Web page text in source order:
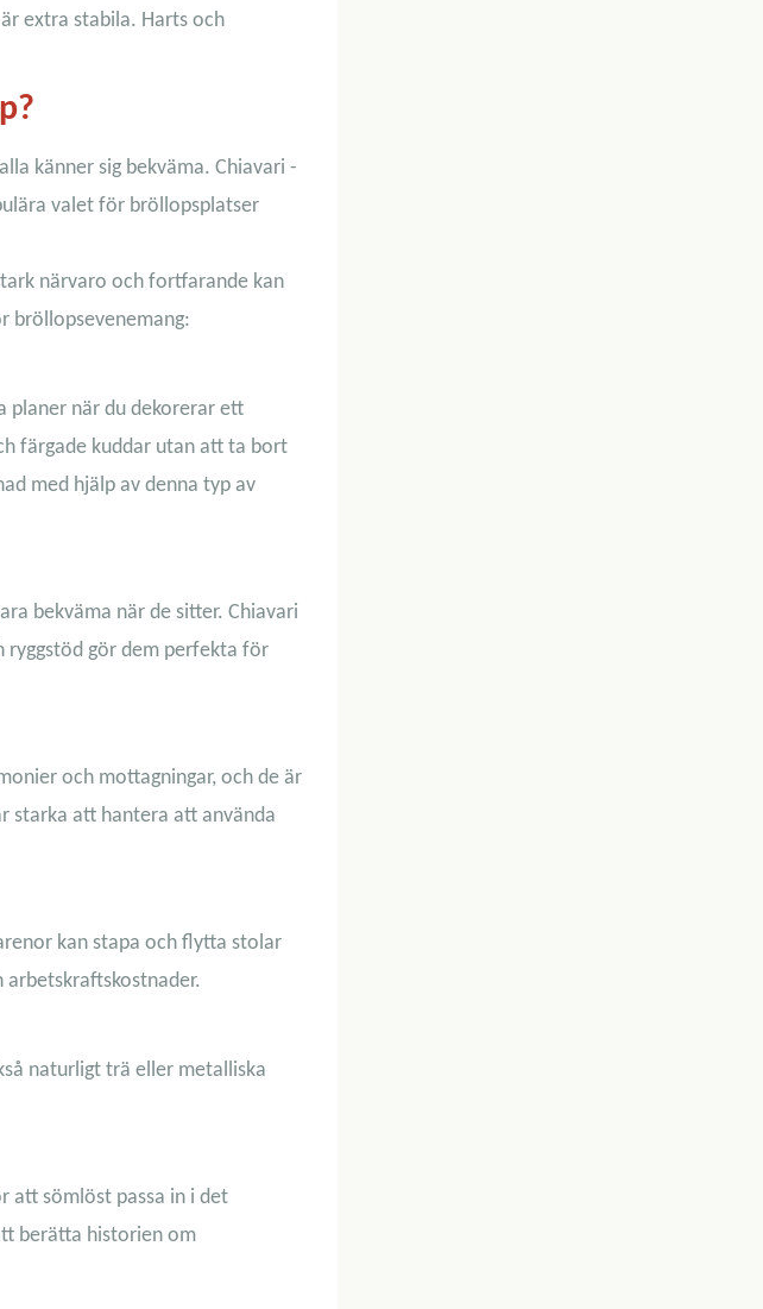
extra stabila. Harts och
känner sig bekväma. Chiavari -
valet för bröllopsplatser
närvaro och fortfarande kan
bröllopsevenemang:
planer när du dekorerar ett
färgade kuddar utan att ta bort
med hjälp av denna typ av
bekväma när de sitter. Chiavari
ryggstöd gör dem perfekta för
och mottagningar, och de är
starka att hantera att använda
kan stapa och flytta stolar
arbetskraftskostnader.
naturligt trä eller metalliska
att sömlöst passa in i det
berätta historien om